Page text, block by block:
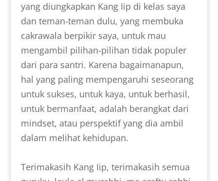
yang diungkapkan Kang Iip di kelas saya
dan teman-teman dulu, yang membuka
cakrawala berpikir saya, untuk mau
mengambil pilihan-pilihan tidak populer
dari para santri. Karena bagaimanapun,
hal yang paling mempengaruhi seseorang
untuk sukses, untuk kaya, untuk berhasil,
untuk bermanfaat, adalah berangkat dari
mindset, atau perspektif yang dia ambil
dalam melihat kehidupan.
Terimakasih Kang Iip, terimakasih semua